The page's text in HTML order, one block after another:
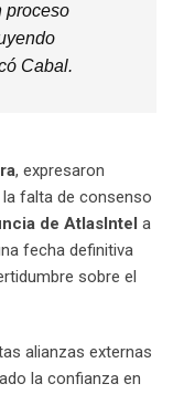
proceso
Cabal.
, expresaron
falta de consenso
de AtlasIntel a
fecha definitiva
sobre el
alianzas externas
la confianza en